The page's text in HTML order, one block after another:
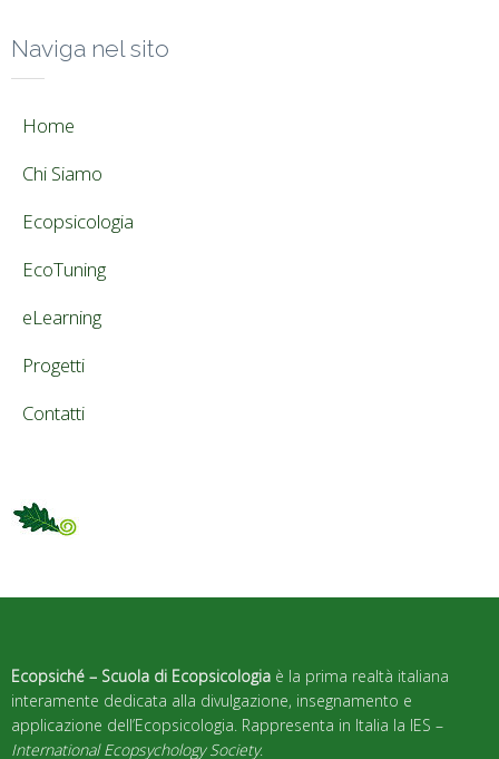
Naviga nel sito
Home
Chi Siamo
Ecopsicologia
EcoTuning
eLearning
Progetti
Contatti
Ecopsiché – Scuola di Ecopsicologia è la prima realtà italiana
interamente dedicata alla divulgazione, insegnamento e
applicazione dell’Ecopsicologia. Rappresenta in Italia la IES –
International Ecopsychology Society.